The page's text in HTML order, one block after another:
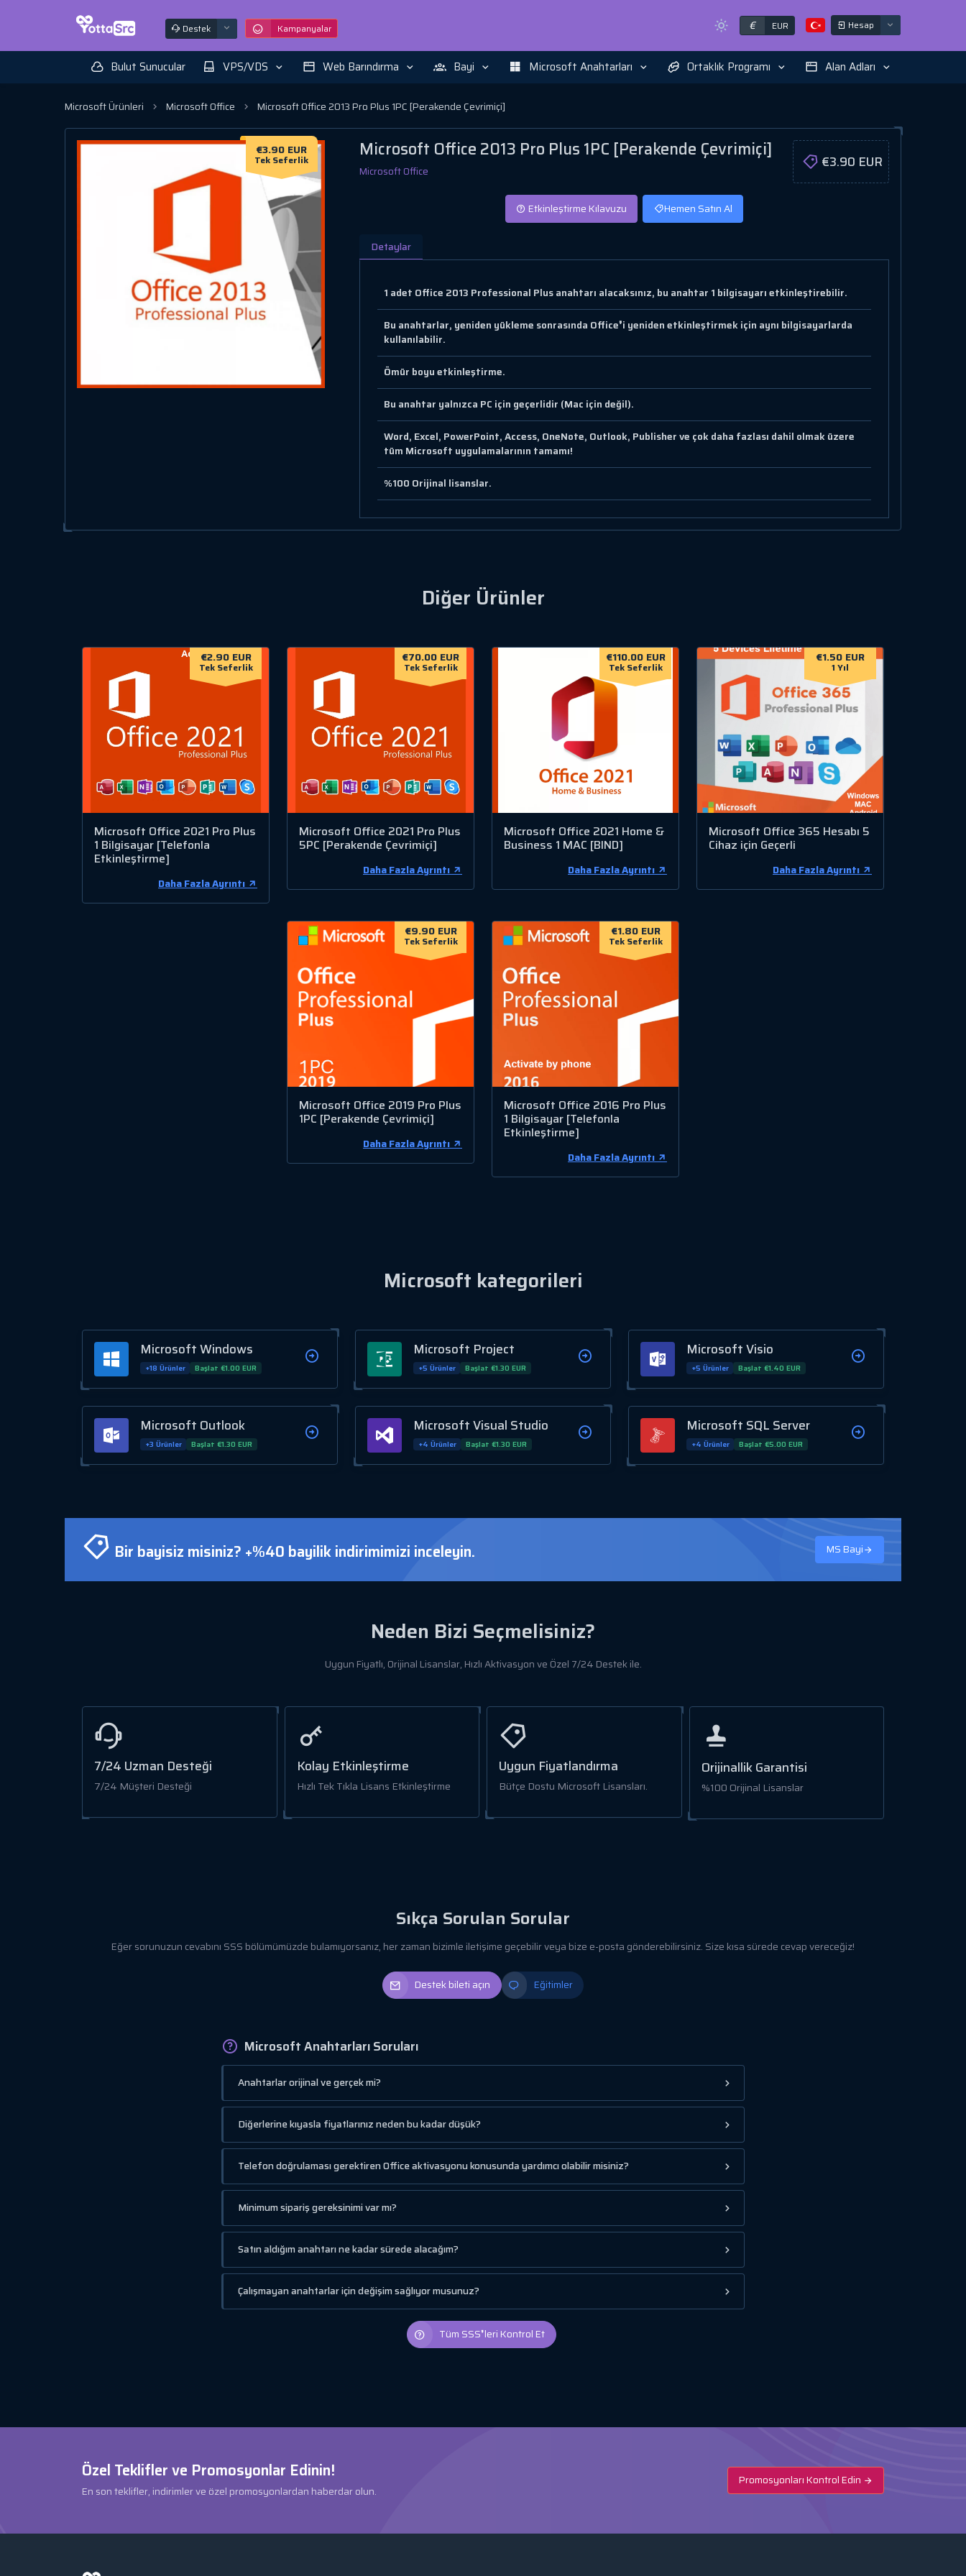
Destek Kampanyalar € EUR Hesap
Bulut Sunucular VPS/VDS Web Barındırma Bayi Microsoft Anahtarları Ortaklık Programı Alan Adları
Microsoft Ürünleri Microsoft Office Microsoft Office 2013 Pro Plus 1PC [Perakende Çevrimiçi]
€3.90 EUR
Tek Seferlik Microsoft Office 2013 Pro Plus 1PC [Perakende Çevrimiçi]
Microsoft Office
€3.90 EUR
Etkinleştirme Kılavuzu Hemen Satın Al
Detaylar
1 adet Office 2013 Professional Plus anahtarı alacaksınız, bu anahtar 1 bilgisayarı etkinleştirebilir.
Bu anahtarlar, yeniden yükleme sonrasında Office❜i yeniden etkinleştirmek için aynı bilgisayarlarda
kullanılabilir.
Ömür boyu etkinleştirme.
Bu anahtar yalnızca PC için geçerlidir (Mac için değil).
Word, Excel, PowerPoint, Access, OneNote, Outlook, Publisher ve çok daha fazlası dahil olmak üzere
tüm Microsoft uygulamalarının tamamı!
%100 Orijinal lisanslar.
Diğer Ürünler
€2.90 EUR
Tek Seferlik
Microsoft Office 2021 Pro Plus
1 Bilgisayar [Telefonla
Etkinleştirme]
Daha Fazla Ayrıntı
€70.00 EUR
Tek Seferlik
Microsoft Office 2021 Pro Plus
5PC [Perakende Çevrimiçi]
Daha Fazla Ayrıntı
€110.00 EUR
Tek Seferlik
Microsoft Office 2021 Home &
Business 1 MAC [BIND]
Daha Fazla Ayrıntı
€1.50 EUR
1 Yıl
Microsoft Office 365 Hesabı 5
Cihaz için Geçerli
Daha Fazla Ayrıntı
€9.90 EUR
Tek Seferlik
Microsoft Office 2019 Pro Plus
1PC [Perakende Çevrimiçi]
Daha Fazla Ayrıntı
€1.80 EUR
Tek Seferlik
Microsoft Office 2016 Pro Plus
1 Bilgisayar [Telefonla
Etkinleştirme]
Daha Fazla Ayrıntı
Microsoft kategorileri
Microsoft Windows
+18 Ürünler Başlat €1.00 EUR
Microsoft Project
+5 Ürünler Başlat €1.30 EUR
Microsoft Visio
+5 Ürünler Başlat €1.40 EUR
Microsoft Outlook
+3 Ürünler Başlat €1.30 EUR
Microsoft Visual Studio
+4 Ürünler Başlat €1.30 EUR
Microsoft SQL Server
+4 Ürünler Başlat €5.00 EUR
Bir bayisiz misiniz? +%40 bayilik indirimimizi inceleyin. MS Bayi
Neden Bizi Seçmelisiniz?
Uygun Fiyatlı, Orijinal Lisanslar, Hızlı Aktivasyon ve Özel 7/24 Destek ile.
7/24 Uzman Desteği
7/24 Müşteri Desteği
Kolay Etkinleştirme
Hızlı Tek Tıkla Lisans Etkinleştirme
Uygun Fiyatlandırma
Bütçe Dostu Microsoft Lisansları.
Orijinallik Garantisi
%100 Orijinal Lisanslar
Sıkça Sorulan Sorular
Eğer sorunuzun cevabını SSS bölümümüzde bulamıyorsanız, her zaman bizimle iletişime geçebilir veya bize e-posta gönderebilirsiniz. Size kısa sürede cevap vereceğiz!
Destek bileti açın Eğitimler
Microsoft Anahtarları Soruları
Anahtarlar orijinal ve gerçek mi?
Diğerlerine kıyasla fiyatlarınız neden bu kadar düşük?
Telefon doğrulaması gerektiren Office aktivasyonu konusunda yardımcı olabilir misiniz?
Minimum sipariş gereksinimi var mı?
Satın aldığım anahtarı ne kadar sürede alacağım?
Çalışmayan anahtarlar için değişim sağlıyor musunuz?
Tüm SSS❜leri Kontrol Et
Özel Teklifler ve Promosyonlar Edinin!
En son teklifler, indirimler ve özel promosyonlardan haberdar olun.
Promosyonları Kontrol Edin